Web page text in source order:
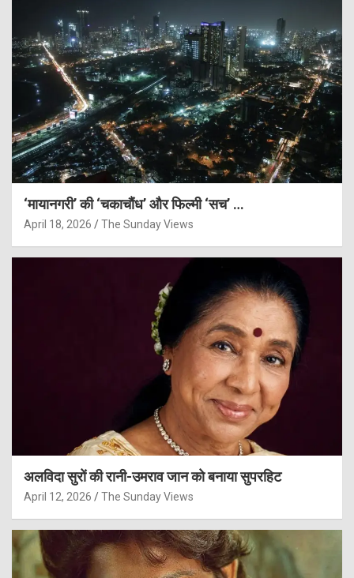
‘मायानगरी’ की ‘चकाचौंध’ और फिल्मी ‘सच’ …
April 18, 2026 The Sunday Views
अलविदा सुरों की रानी-उमराव जान को बनाया सुपरहिट
April 12, 2026 The Sunday Views